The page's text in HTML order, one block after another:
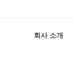
회사 소개